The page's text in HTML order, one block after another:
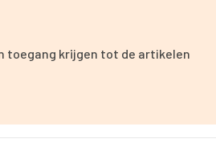
toegang krijgen tot de artikelen